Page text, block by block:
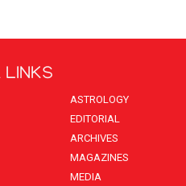
LINKS
ASTROLOGY
EDITORIAL
ARCHIVES
MAGAZINES
MEDIA